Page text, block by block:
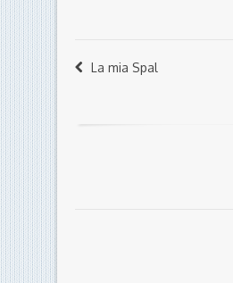
La mia Spal